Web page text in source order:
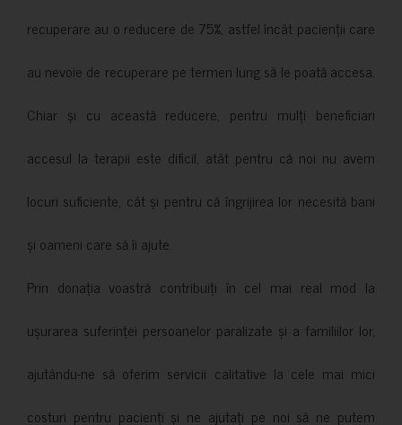
recuperare au o reducere de 75%, astfel încât pacienții care
au nevoie de recuperare pe termen lung să le poată accesa.
Chiar și cu această reducere, pentru mulți beneficiari
accesul la terapii este dificil, atât pentru că noi nu avem
locuri suficiente, cât și pentru că îngrijirea lor necesită bani
și oameni care să îi ajute.
Prin donația voastră contribuiți în cel mai real mod la
ușurarea suferinței persoanelor paralizate și a familiilor lor,
ajutându-ne să oferim servicii calitative la cele mai mici
costuri pentru pacienți și ne ajutați pe noi să ne putem